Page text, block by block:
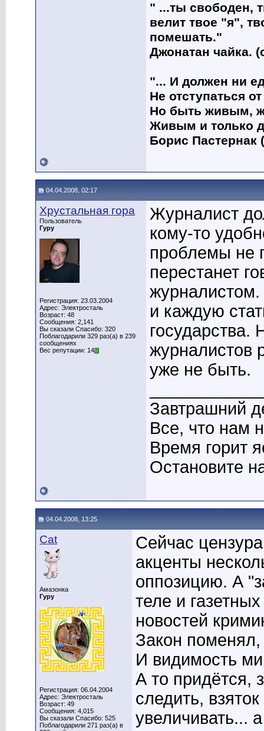
" ...ты свободен,
велит твое "я",
помешать."
Джонатан чайка.
"... И должен ни
Не отступаться
Но быть живым,
Живым и только
Борис Пастернак
04.04.2008, 02:17
Хрустальная гора
Пользователь
Гуру
Регистрация: 23.03.2004
Адрес: Электросталь
Возраст: 48
Сообщения: 2,141
Вы сказали Спасибо: 320
Поблагодарили 329 раз(а) в 239
сообщениях
Вес репутации: 14
Журналист
кому-то
проблемы не
перестанет
и каждую
государства.
журналистов
уже не быть.
Завтрашний
Все, что нам
Время горит
Остановите
04.04.2008, 13:25
Cat
Амазонка
Гуру
Регистрация: 06.04.2004
Адрес: Электросталь
Возраст: 49
Сообщения: 4,015
Вы сказали Спасибо: 525
Поблагодарили 271 раз(а) в
Сейчас
акценты
оппозицию. А
теле и
новостей
Закон поменял,
И видимость
А то придётся,
следить,
увеличивать...